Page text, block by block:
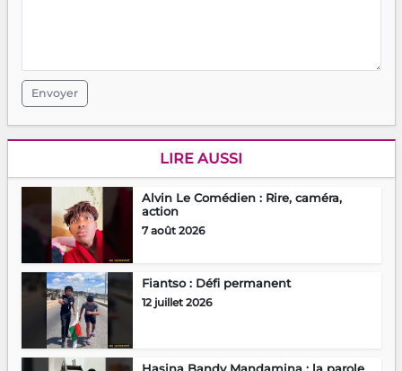
Envoyer
LIRE AUSSI
Alvin Le Comédien : Rire, caméra,
action
7 août 2026
Fiantso : Défi permanent
12 juillet 2026